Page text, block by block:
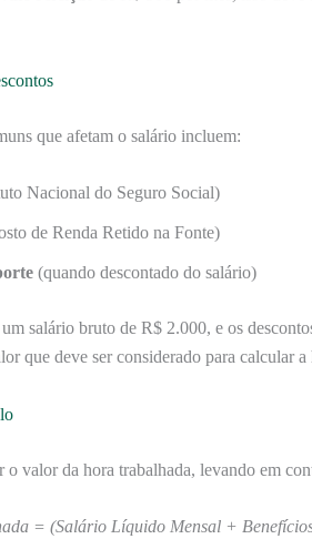
que afetam o salário incluem:
Nacional do Seguro Social)
de Renda Retido na Fonte)
(quando descontado do salário)
salário bruto de R$ 2.000, e os
que deve ser considerado para calcular a
valor da hora trabalhada, levando em
= (Salário Líquido Mensal +